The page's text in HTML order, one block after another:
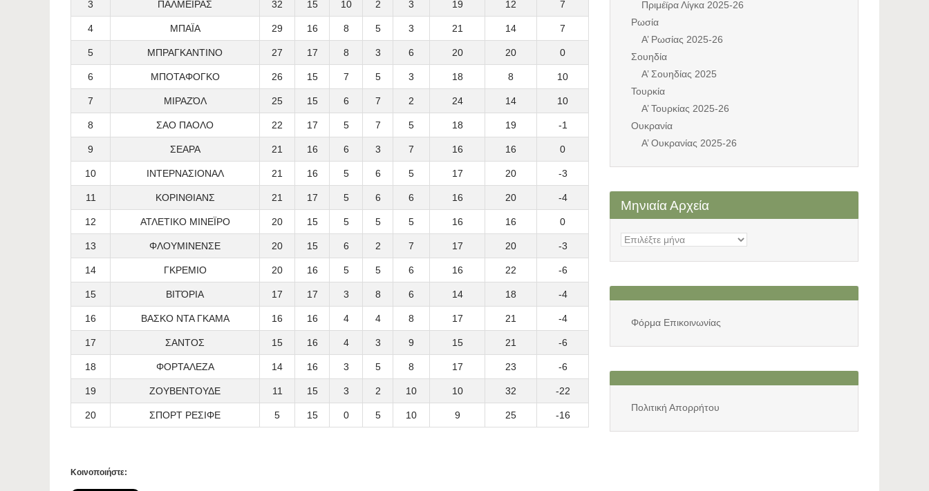
3 ΠΑΛΜΕΪΡΑΣ 32 15 10 2 3 19 12 7
4 ΜΠΑΪΑ 29 16 8 5 3 21 14 7
5 ΜΠΡΑΓΚΑΝΤΙΝΟ 27 17 8 3 6 20 20 0
6 ΜΠΟΤΑΦΟΓΚΟ 26 15 7 5 3 18 8 10
7 ΜΙΡΑΖΌΛ 25 15 6 7 2 24 14 10
8 ΣΑΟ ΠΑΟΛΟ 22 17 5 7 5 18 19 -1
9 ΣΕΑΡΑ 21 16 6 3 7 16 16 0
10 ΙΝΤΕΡΝΑΣΙΟΝΑΛ 21 16 5 6 5 17 20 -3
11 ΚΟΡΙΝΘΙΑΝΣ 21 17 5 6 6 16 20 -4
12 ΑΤΛΕΤΙΚΟ ΜΙΝΕΪΡΟ 20 15 5 5 5 16 16 0
13 ΦΛΟΥΜΙΝΕΝΣΕ 20 15 6 2 7 17 20 -3
14 ΓΚΡΕΜΙΟ 20 16 5 5 6 16 22 -6
15 ΒΙΤΌΡΙΑ 17 17 3 8 6 14 18 -4
16 ΒΑΣΚΟ ΝΤΑ ΓΚΑΜΑ 16 16 4 4 8 17 21 -4
17 ΣΑΝΤΟΣ 15 16 4 3 9 15 21 -6
18 ΦΟΡΤΑΛΕΖΑ 14 16 3 5 8 17 23 -6
19 ΖΟΥΒΕΝΤΟΥΔΕ 11 15 3 2 10 10 32 -22
20 ΣΠΟΡΤ ΡΕΣΙΦΕ 5 15 0 5 10 9 25 -16
Κοινοποιήστε:
Πριμέϊρα Λίγκα 2025-26
Ρωσία
Α’ Ρωσίας 2025-26
Σουηδία
Α’ Σουηδίας 2025
Τουρκία
Α’ Τουρκίας 2025-26
Ουκρανία
Α’ Ουκρανίας 2025-26
Μηνιαία Αρχεία
Μηνιαία
Φόρμα Επικοινωνίας
Πολιτική Απορρήτου